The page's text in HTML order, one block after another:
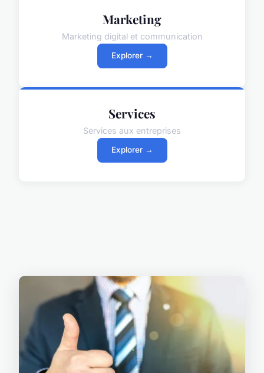
Marketing
Marketing digital et communication
Explorer →
Services
Services aux entreprises
Explorer →